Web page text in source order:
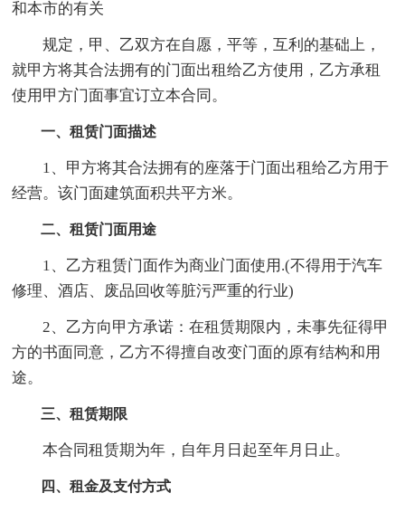
和本市的有关
规定，甲、乙双方在自愿，平等，互利的基础上，
就甲方将其合法拥有的门面出租给乙方使用，乙方承租
使用甲方门面事宜订立本合同。
一、租赁门面描述
1、甲方将其合法拥有的座落于门面出租给乙方用于
经营。该门面建筑面积共平方米。
二、租赁门面用途
1、乙方租赁门面作为商业门面使用.(不得用于汽车
修理、酒店、废品回收等脏污严重的行业)
2、乙方向甲方承诺：在租赁期限内，未事先征得甲
方的书面同意，乙方不得擅自改变门面的原有结构和用
途。
三、租赁期限
本合同租赁期为年，自年月日起至年月日止。
四、租金及支付方式